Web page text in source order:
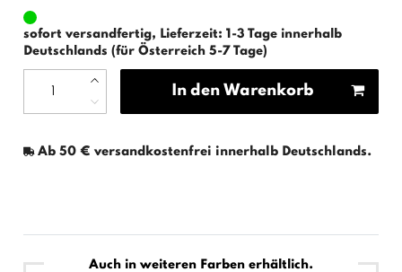
sofort versandfertig, Lieferzeit: 1-3 Tage innerhalb
Deutschlands (für Österreich 5-7 Tage)
In den Warenkorb
Ab 50 € versandkostenfrei innerhalb Deutschlands.
Auch in weiteren Farben erhältlich.